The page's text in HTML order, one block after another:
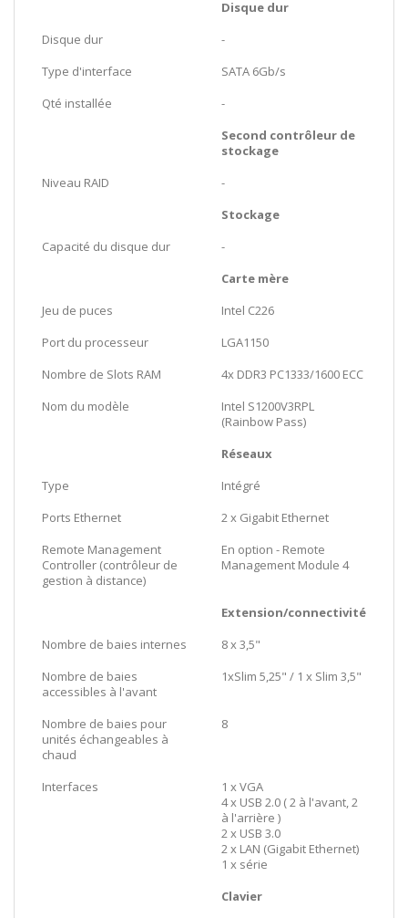
Disque dur
Disque dur
-
Type d'interface
SATA 6Gb/s
Qté installée
-
Second contrôleur de
stockage
Niveau RAID
-
Stockage
Capacité du disque dur
-
Carte mère
Jeu de puces
Intel C226
Port du processeur
LGA1150
Nombre de Slots RAM
4x DDR3 PC1333/1600 ECC
Nom du modèle
Intel S1200V3RPL
(Rainbow Pass)
Réseaux
Type
Intégré
Ports Ethernet
2 x Gigabit Ethernet
Remote Management
Controller (contrôleur de
gestion à distance)
En option - Remote
Management Module 4
Extension/connectivité
Nombre de baies internes
8 x 3,5"
Nombre de baies
accessibles à l'avant
1xSlim 5,25" / 1 x Slim 3,5"
Nombre de baies pour
unités échangeables à
chaud
8
Interfaces
1 x VGA
4 x USB 2.0 ( 2 à l'avant, 2
à l'arrière )
2 x USB 3.0
2 x LAN (Gigabit Ethernet)
1 x série
Clavier